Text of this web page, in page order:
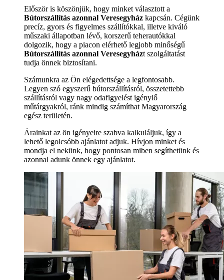
Először is köszönjük, hogy minket választott a
Bútorszállítás azonnal Veresegyház kapcsán. Cégünk
precíz, gyors és figyelmes szállítókkal, illetve kiváló
műszaki állapotban lévő, korszerű teherautókkal
dolgozik, hogy a piacon elérhető legjobb minőségű
Bútorszállítás azonnal Veresegyházt szolgáltatást
tudja önnek biztosítani.
Számunkra az Ön elégedettsége a legfontosabb.
Legyen szó egyszerű bútorszállításról, összetettebb
szállításról vagy nagy odafigyelést igénylő
műtárgyakról, ránk mindig számíthat Magyarország
egész területén.
Árainkat az ön igényeire szabva kalkuláljuk, így a
lehető legolcsóbb ajánlatot adjuk. Hívjon minket és
mondja el nekünk, hogy pontosan miben segíthetünk és
azonnal adunk önnek egy ajánlatot.